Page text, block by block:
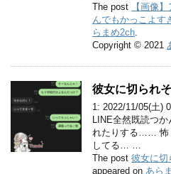
The post
【画像
んでもかっこよす
らまめ2ch
Copyright © 2021
彼女に切られ
1: 2022/11/05(土)
LINE全然既読つ
れたりする…… 怖
してる… …
The post 彼女に
appeared on あら